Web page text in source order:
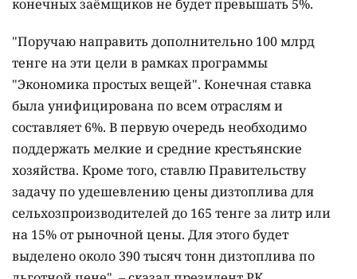
конечных заёмщиков не будет превышать 5%.
"Поручаю направить дополнительно 100 млрд
тенге на эти цели в рамках программы
"Экономика простых вещей". Конечная ставка
была унифицирована по всем отраслям и
составляет 6%. В первую очередь необходимо
поддержать мелкие и средние крестьянские
хозяйства. Кроме того, ставлю Правительству
задачу по удешевлению цены дизтоплива для
сельхозпроизводителей до 165 тенге за литр или
на 15% от рыночной цены. Для этого будет
выделено около 390 тысяч тонн дизтоплива по